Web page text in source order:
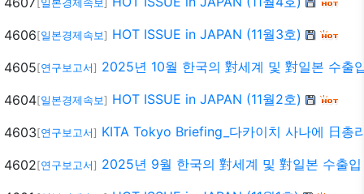
일본경제속보
4606 [일본경제속보] HOT ISSUE in JAPAN (11월3호)
4605 [연구보고서] 2025년 10월 한국의 對세계 및 對일본 수출
4604[일본경제속보] HOT ISSUE in JAPAN (11월2호)
4603 [연구보고서] KITA Tokyo Briefing_다카이치 사나에 日총
4602 [연구보고서] 2025년 9월 한국의 對세계 및 對일본 수출